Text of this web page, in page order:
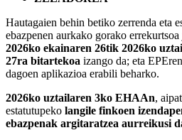
Hautagaien behin betiko zerrenda eta
ebazpenen aurkako gorako
2026ko ekainaren 26tik 2026ko
27ra bitartekoa izango da; eta
dagoen aplikazioa erabili beharko.
2026ko uztailaren 3ko EHAAn,
estatutupeko langile finkoen
ebazpenak argitaratzea aurreikusi